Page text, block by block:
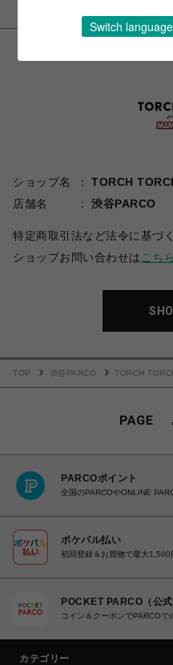
ショップ名
TORCH
店舗名
渋谷PARCO
特定商取引法など法令に基づ
ショップお問い合わせは こちら
TOP 渋谷PARCO TORCH
PARCOポイント
全国のPARCOやONLINE
ポケパル払い
初回登録＆お買物で最大1,500
POCKET PARCO（公式
コイン＆クーポンでPARCOで
カテゴリー
Switch language